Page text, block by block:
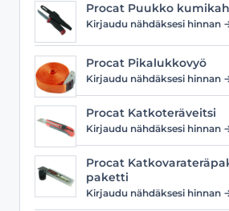
Procat Puukko
Kirjaudu nähdäksesi hinnan
Procat Pikalukkovyö
Kirjaudu nähdäksesi hinnan
Procat Katkoteräveitsi
Kirjaudu nähdäksesi hinnan
Procat
paketti
Kirjaudu nähdäksesi hinnan